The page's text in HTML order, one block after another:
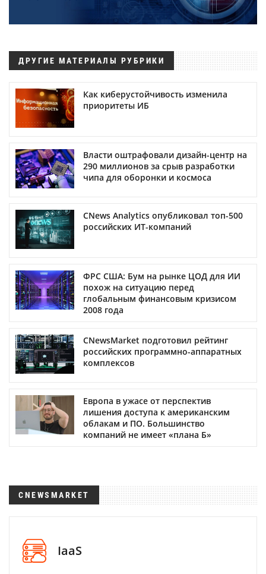
ДРУГИЕ МАТЕРИАЛЫ РУБРИКИ
Как киберустойчивость изменила
приоритеты ИБ
Власти оштрафовали дизайн-центр на
290 миллионов за срыв разработки
чипа для оборонки и космоса
CNews Analytics опубликовал топ-500
российских ИТ-компаний
ФРС США: Бум на рынке ЦОД для ИИ
похож на ситуацию перед
глобальным финансовым кризисом
2008 года
CNewsMarket подготовил рейтинг
российских программно-аппаратных
комплексов
Европа в ужасе от перспектив
лишения доступа к американским
облакам и ПО. Большинство
компаний не имеет «плана Б»
CNEWSMARKET
IaaS